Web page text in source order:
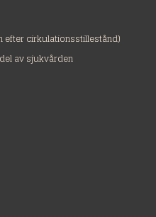
efter cirkulationsstillestånd)
av sjukvården